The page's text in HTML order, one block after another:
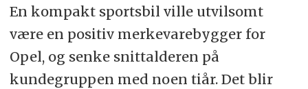
En kompakt sportsbil ville utvilsomt
være en positiv merkevarebygger for
Opel, og senke snittalderen på
kundegruppen med noen tiår. Det blir